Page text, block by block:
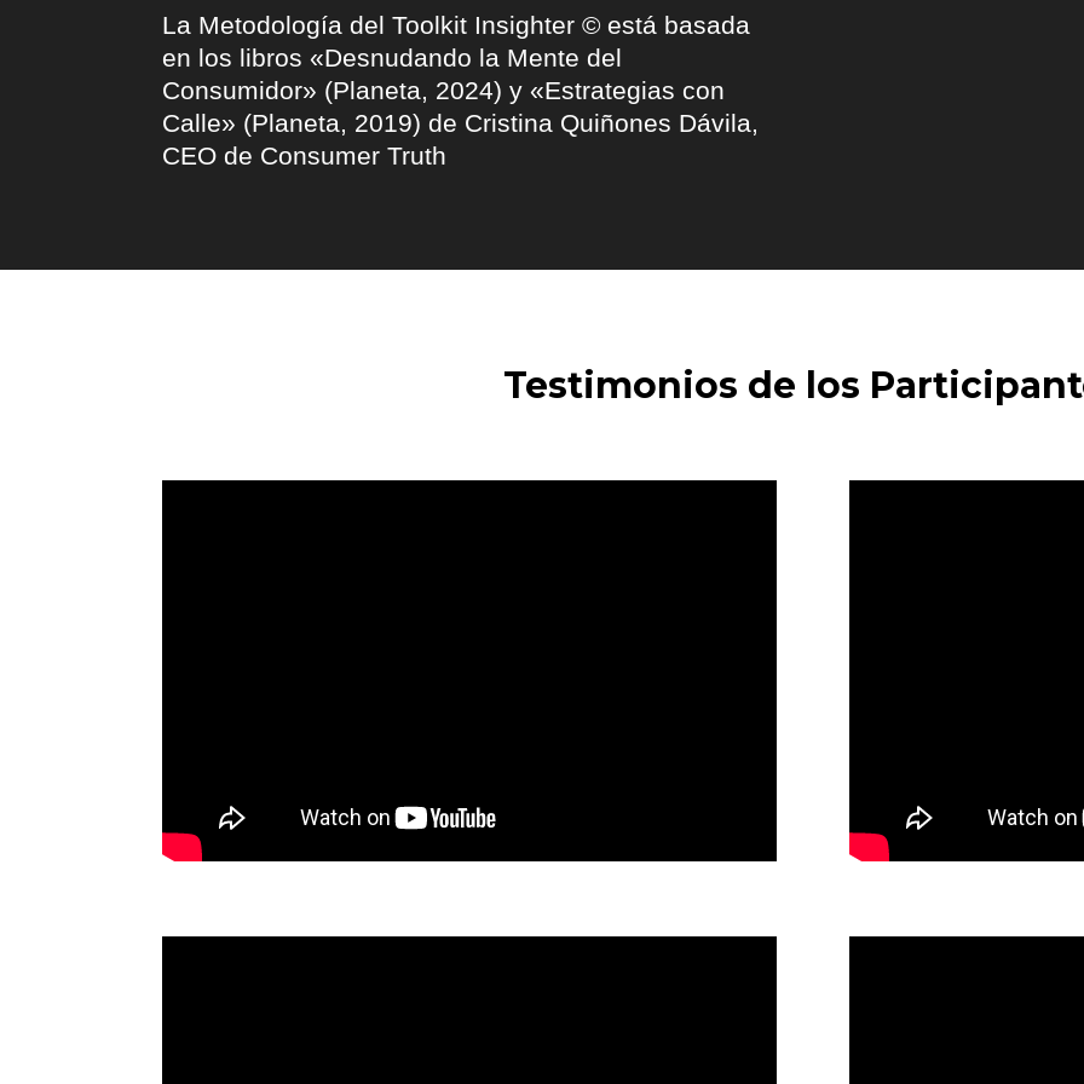
La Metodología del Toolkit Insighter © está basada
en los libros «Desnudando la Mente del
Consumidor» (Planeta, 2024) y «Estrategias con
Calle» (Planeta, 2019) de Cristina Quiñones Dávila,
CEO de Consumer Truth
Testimonios de los